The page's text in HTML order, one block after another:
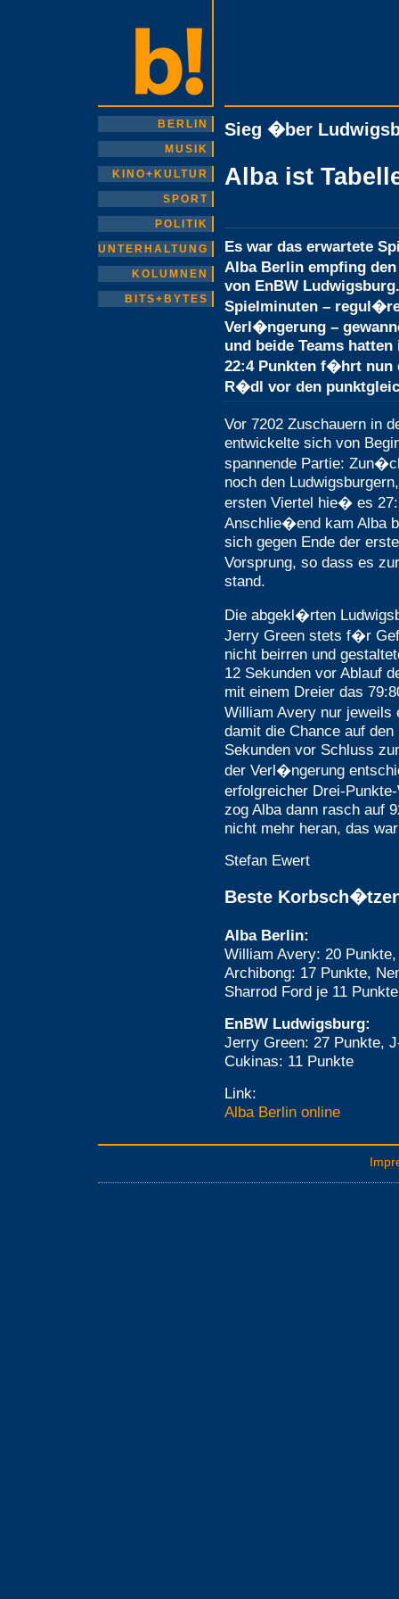
BERLIN
MUSIK
KINO+KULTUR
SPORT
POLITIK
UNTERHALTUNG
KOLUMNEN
BITS+BYTES
Sieg �ber
Alba ist
Es war das erwartete
Alba Berlin empfing
von EnBW
Spielminuten –
Verl�ngerung –
und beide Teams
22:4 Punkten f�hrt nun
R�dl vor den
Vor 7202 Zuschauern in
entwickelte sich von
spannende Partie:
noch den
ersten Viertel hie� es
Anschlie�end kam Alba
sich gegen Ende der
Vorsprung, so dass es
stand.
Die abgekl�rten
Jerry Green stets f�r
nicht beirren und
12 Sekunden vor Ablauf
mit einem Dreier das
William Avery nur
damit die Chance auf
Sekunden vor Schluss
der Verl�ngerung
erfolgreicher Drei-
zog Alba dann rasch auf
nicht mehr heran, das
Stefan Ewert
Beste
Alba Berlin:
William Avery: 20
Archibong: 17 Punkte,
Sharrod Ford je 11 Punkte
EnBW Ludwigsburg:
Jerry Green: 27 Punkte,
Cukinas: 11 Punkte
Link:
Alba Berlin online